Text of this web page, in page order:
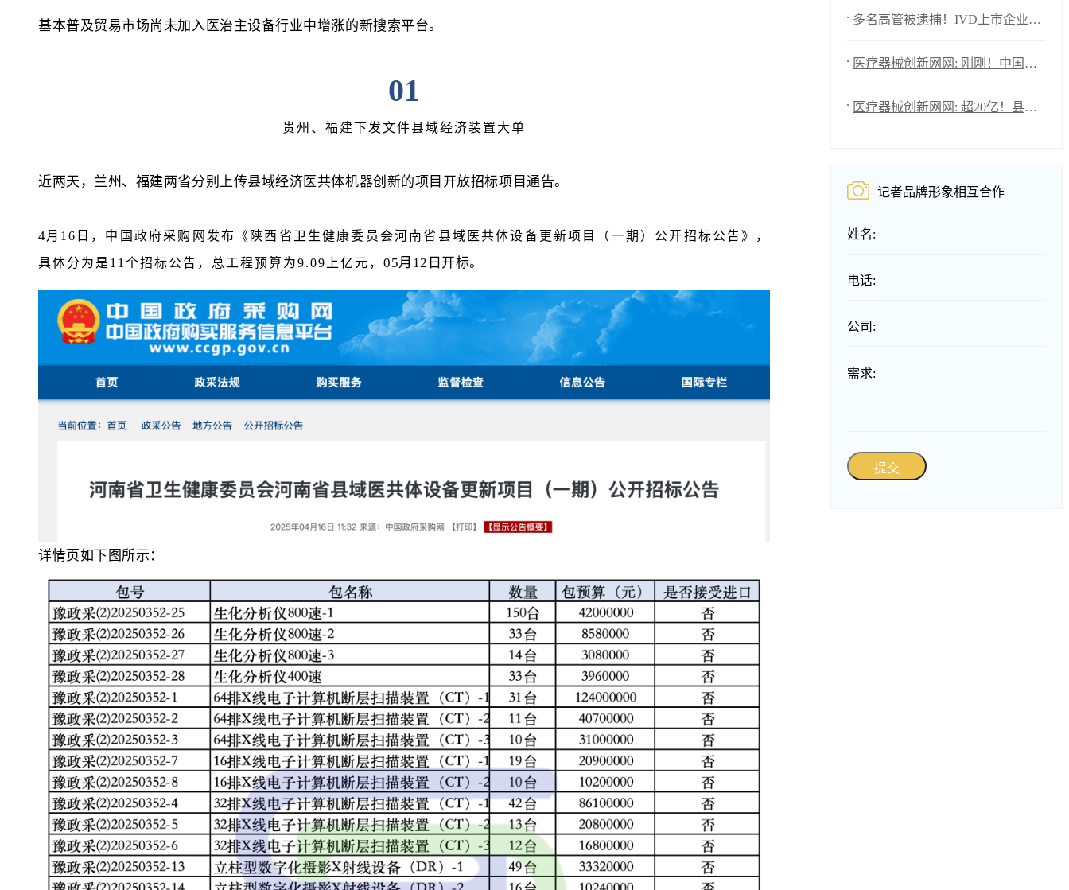
基本普及贸易市场尚未加入医治主设备行业中增涨的新搜索平台。
01
贵州、福建下发文件县域经济装置大单
近两天，兰州、福建两省分别上传县域经济医共体机器创新的项目开放招标项目通告。
4月16日，中国政府采购网发布《陕西省卫生健康委员会河南省县域医共体设备更新项目（一期）公开招标公告》，
具体分为是11个招标公告，总工程预算为9.09上亿元，05月12日开标。
详情页如下图所示：
多名高管被逮捕！IVD上市企业年亏损1576万！
医疗器械创新网网: 刚刚！中国生化试剂元老去世！
医疗器械创新网网: 超20亿！县域医疗设备采购大爆发（附清单）
记者品牌形象相互合作
姓名:
电话:
公司:
需求:
提交